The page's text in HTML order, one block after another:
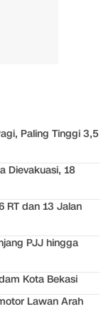
Paling Tinggi 3,5
Dievakuasi, 18
RT dan 13 Jalan
PJJ hingga
Kota Bekasi
Lawan Arah